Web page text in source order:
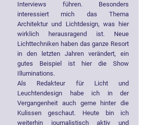
Interviews führen. Besonders
interessiert mich das Thema
Architektur und Lichtdesign, was hier
wirklich herausragend ist. Neue
Lichttechniken haben das ganze Resort
in den letzten Jahren verändert, ein
gutes Beispiel ist hier die Show
Illuminations.
Als Redakteur für Licht und
Leuchtendesign habe ich in der
Vergangenheit auch gerne hinter die
Kulissen geschaut. Heute bin ich
weiterhin journalistisch aktiv und